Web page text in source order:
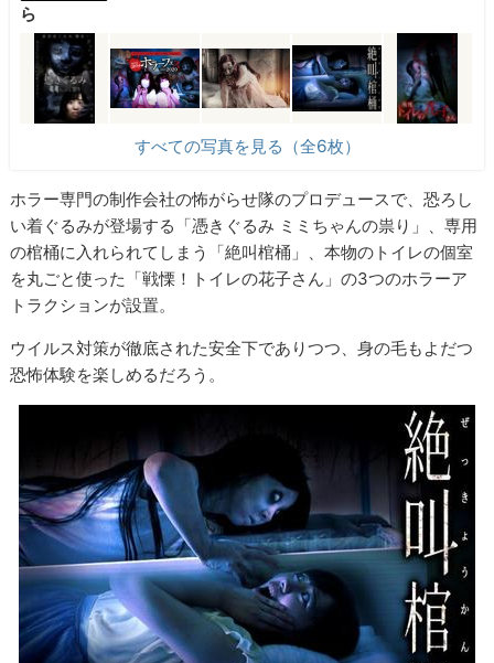
ら
すべての写真を見る（全6枚）
ホラー専門の制作会社の怖がらせ隊のプロデュースで、恐ろし
い着ぐるみが登場する「憑きぐるみ ミミちゃんの祟り」、専用
の棺桶に入れられてしまう「絶叫棺桶」、本物のトイレの個室
を丸ごと使った「戦慄！トイレの花子さん」の3つのホラーア
トラクションが設置。
ウイルス対策が徹底された安全下でありつつ、身の毛もよだつ
恐怖体験を楽しめるだろう。